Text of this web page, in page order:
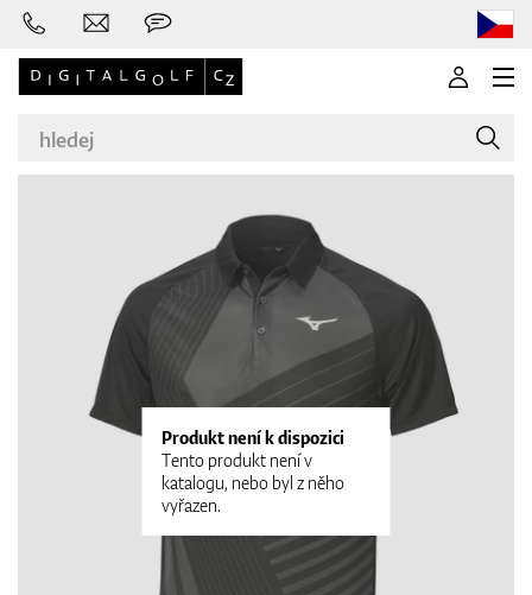
Značky
Golfové hole
Oblečení
Produkt není k dispozici
Tento produkt není v
katalogu, nebo byl z něho
vyřazen.